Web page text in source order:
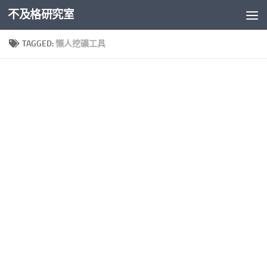
Skip to content
不及格研究室
TAGGED:懶人挖礦工具